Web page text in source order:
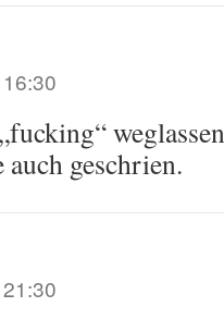
geschrien.